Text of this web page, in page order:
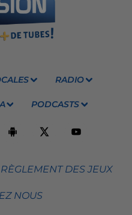
RADIO
PODCASTS
RÈGLEMENT DES JEUX
NOUS